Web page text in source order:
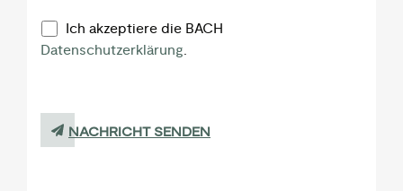
Ich akzeptiere die BACH
Datenschutzerklärung.
NACHRICHT SENDEN